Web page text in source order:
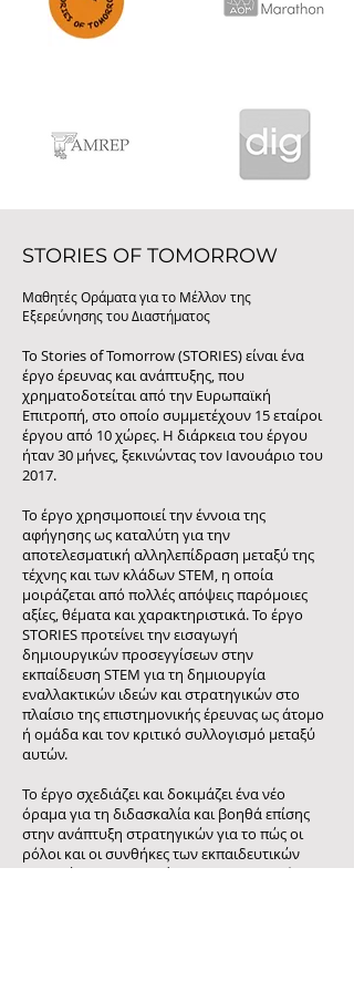
STORIES OF TOMORROW
Μαθητές Οράματα για το Μέλλον της
Εξερεύνησης του Διαστήματος
Το Stories of Tomorrow (STORIES) είναι ένα
έργο έρευνας και ανάπτυξης, που
χρηματοδοτείται από την Ευρωπαϊκή
Επιτροπή, στο οποίο συμμετέχουν 15 εταίροι
έργου από 10 χώρες. Η διάρκεια του έργου
ήταν 30 μήνες, ξεκινώντας τον Ιανουάριο του
2017.
Το έργο χρησιμοποιεί την έννοια της
αφήγησης ως καταλύτη για την
αποτελεσματική αλληλεπίδραση μεταξύ της
τέχνης και των κλάδων STEM, η οποία
μοιράζεται από πολλές απόψεις παρόμοιες
αξίες, θέματα και χαρακτηριστικά. Το έργο
STORIES προτείνει την εισαγωγή
δημιουργικών προσεγγίσεων στην
εκπαίδευση STEM για τη δημιουργία
εναλλακτικών ιδεών και στρατηγικών στο
πλαίσιο της επιστημονικής έρευνας ως άτομο
ή ομάδα και τον κριτικό συλλογισμό μεταξύ
αυτών.
Το έργο σχεδιάζει και δοκιμάζει ένα νέο
όραμα για τη διδασκαλία και βοηθά επίσης
στην ανάπτυξη στρατηγικών για το πώς οι
ρόλοι και οι συνθήκες των εκπαιδευτικών
μπορούν να υποστηρίξουν και να επιτρέψουν